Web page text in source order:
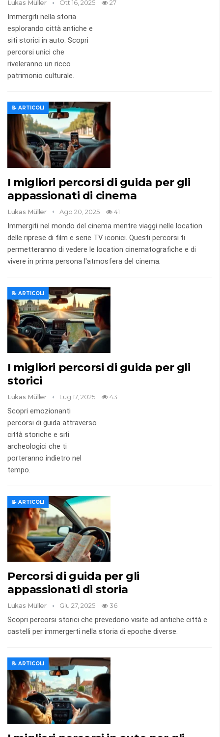
Lukas Müller Ott 16, 2025 27
Immergiti nella storia
esplorando città antiche e
siti storici in auto. Scopri
percorsi unici che
riveleranno un ricco
patrimonio culturale.
📝 ARTICOLI
I migliori percorsi di guida per gli
appassionati di cinema
Lukas Müller Ago 20, 2025 41
Immergiti nel mondo del cinema mentre viaggi nelle location
delle riprese di film e serie TV iconici. Questi percorsi ti
permetteranno di vedere le location cinematografiche e di
vivere in prima persona l'atmosfera del cinema.
📝 ARTICOLI
I migliori percorsi di guida per gli
storici
Lukas Müller Lug 17, 2025 43
Scopri emozionanti
percorsi di guida attraverso
città storiche e siti
archeologici che ti
porteranno indietro nel
tempo.
📝 ARTICOLI
Percorsi di guida per gli
appassionati di storia
Lukas Müller Giu 27, 2025 36
Scopri percorsi storici che prevedono visite ad antiche città e
castelli per immergerti nella storia di epoche diverse.
📝 ARTICOLI